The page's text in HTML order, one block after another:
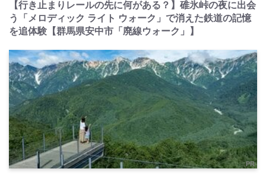
【行き止まりレールの先に何がある？】碓氷峠の夜に出会
う「メロディック ライト ウォーク」で消えた鉄道の記憶
を追体験【群馬県安中市「廃線ウォーク」】
PR